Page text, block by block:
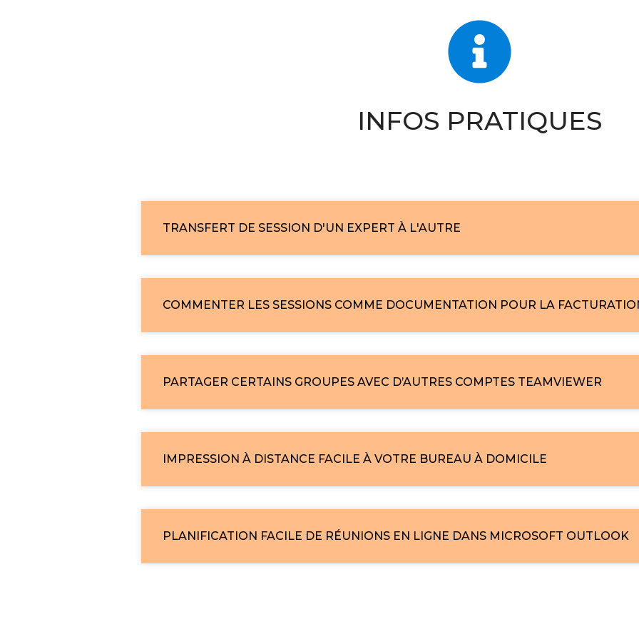
INFOS PRATIQUES
TRANSFERT DE SESSION D'UN EXPERT À L'AUTRE
COMMENTER LES SESSIONS COMME DOCUMENTATION POUR LA
PARTAGER CERTAINS GROUPES AVEC D’AUTRES COMPTES TEAMVIEWER
IMPRESSION À DISTANCE FACILE À VOTRE BUREAU À DOMICILE
PLANIFICATION FACILE DE RÉUNIONS EN LIGNE DANS MICROSOFT OUTLOOK